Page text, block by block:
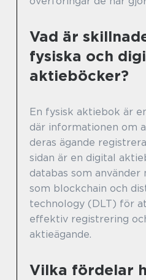
Vad är
fysiska och
aktieböcker?
En fysisk aktiebok är
där informationen om
deras ägande
sidan är en digital
databas som
som blockchain och
technology (DLT) för
effektiv registrering
aktieägande.
Vilka fördelar